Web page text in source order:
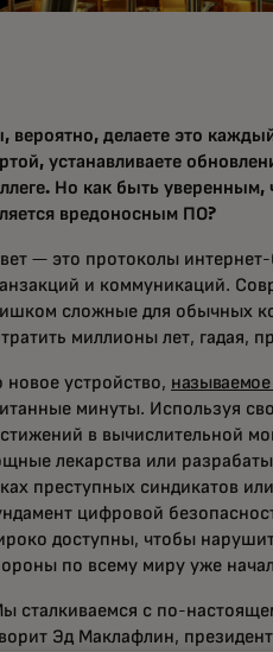
вероятно, делаете это
устанавливаете
Но как быть
вредоносным ПО?
— это протоколы
и коммуникаций.
сложные для обычных
миллионы лет, гадая,
новое устройство,
минуты. Используя
в вычислительной
лекарства или
преступных синдикатов
цифровой
доступны, чтобы
по всему миру уже
сталкиваемся с по-
Эд Маклафлин,